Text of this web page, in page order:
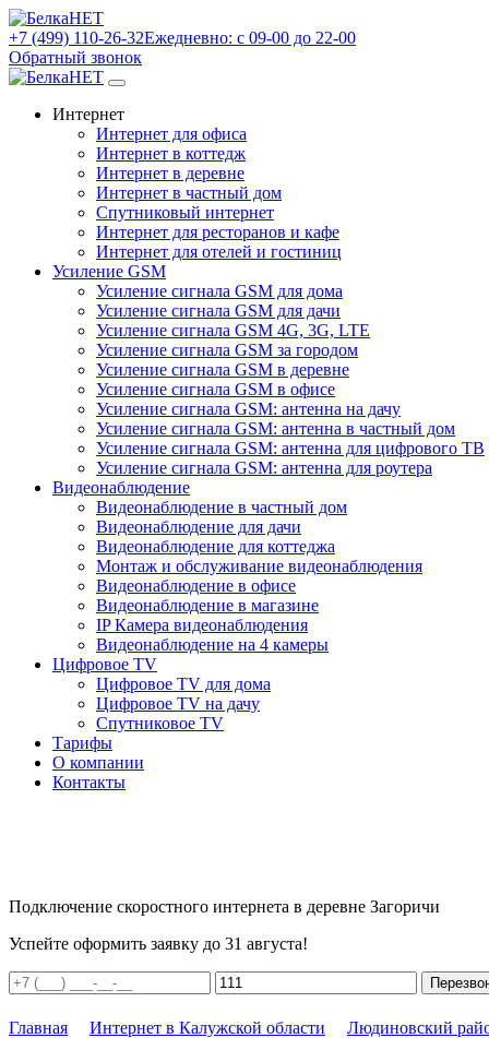
+7 (499) 110-26-32Ежедневно: с 09-00 до 22-00
Обратный звонок
Интернет
Интернет для офиса
Интернет в коттедж
Интернет в деревне
Интернет в частный дом
Спутниковый интернет
Интернет для ресторанов и кафе
Интернет для отелей и гостиниц
Усиление GSM
Усиление сигнала GSM для дома
Усиление сигнала GSM для дачи
Усиление сигнала GSM 4G, 3G, LTE
Усиление сигнала GSM за городом
Усиление сигнала GSM в деревне
Усиление сигнала GSM в офисе
Усиление сигнала GSM: антенна на дачу
Усиление сигнала GSM: антенна в частный дом
Усиление сигнала GSM: антенна для цифрового ТВ
Усиление сигнала GSM: антенна для роутера
Видеонаблюдение
Видеонаблюдение в частный дом
Видеонаблюдение для дачи
Видеонаблюдение для коттеджа
Монтаж и обслуживание видеонаблюдения
Видеонаблюдение в офисе
Видеонаблюдение в магазине
IP Камера видеонаблюдения
Видеонаблюдение на 4 камеры
Цифровое TV
Цифровое TV для дома
Цифровое TV на дачу
Спутниковое TV
Тарифы
О компании
Контакты
Подключение скоростного интернета в деревне Загоричи
Успейте оформить заявку до 31 августа!
Главная Интернет в Калужской области Людиновский